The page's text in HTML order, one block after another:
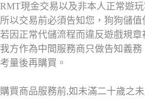
RMT現金交易以及非本人正常遊
所以交易前必須告知您，狗狗儲
若因正常代儲流程而違反遊戲規章
我方作為中間服務商只做告知義
考量後再購買。
購買商品服務前,如未滿二十歲之